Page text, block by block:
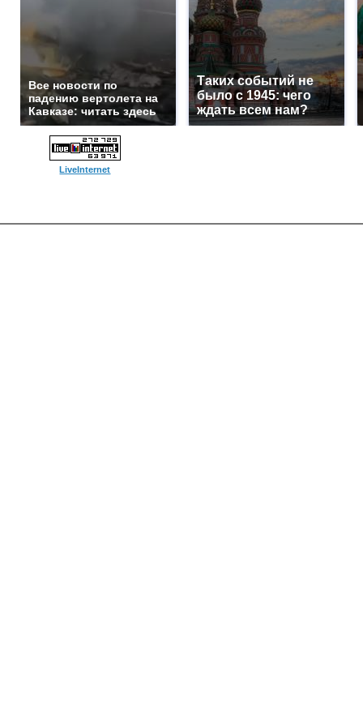
Все новости по
падению вертолета на
Кавказе: читать здесь
Таких событий не
было с 1945: чего
ждать всем нам?
LiveInternet